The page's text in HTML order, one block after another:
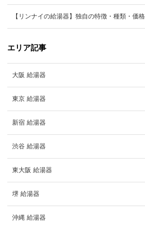
【リンナイの給湯器】独自の特徴・種類・価
エリア記事
大阪 給湯器
東京 給湯器
新宿 給湯器
渋谷 給湯器
東大阪 給湯器
堺 給湯器
沖縄 給湯器